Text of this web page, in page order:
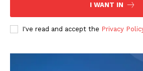
I WANT IN
I've read and accept the Privacy